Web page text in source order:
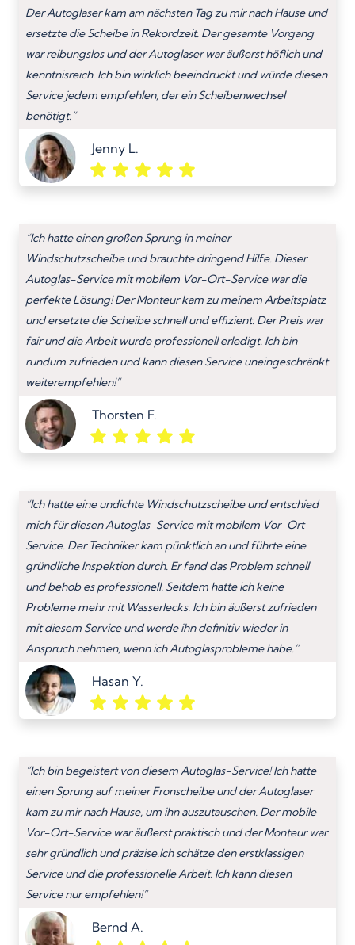
Der Autoglaser kam am nächsten Tag zu mir nach Hause und
ersetzte die Scheibe in Rekordzeit. Der gesamte Vorgang
war reibungslos und der Autoglaser war äußerst höflich und
kenntnisreich. Ich bin wirklich beeindruckt und würde diesen
Service jedem empfehlen, der ein Scheibenwechsel
benötigt.”
Jenny L.
“Ich hatte einen großen Sprung in meiner
Windschutzscheibe und brauchte dringend Hilfe. Dieser
Autoglas-Service mit mobilem Vor-Ort-Service war die
perfekte Lösung! Der Monteur kam zu meinem Arbeitsplatz
und ersetzte die Scheibe schnell und effizient. Der Preis war
fair und die Arbeit wurde professionell erledigt. Ich bin
rundum zufrieden und kann diesen Service uneingeschränkt
weiterempfehlen!”
Thorsten F.
“Ich hatte eine undichte Windschutzscheibe und entschied
mich für diesen Autoglas-Service mit mobilem Vor-Ort-
Service. Der Techniker kam pünktlich an und führte eine
gründliche Inspektion durch. Er fand das Problem schnell
und behob es professionell. Seitdem hatte ich keine
Probleme mehr mit Wasserlecks. Ich bin äußerst zufrieden
mit diesem Service und werde ihn definitiv wieder in
Anspruch nehmen, wenn ich Autoglasprobleme habe.”
Hasan Y.
“Ich bin begeistert von diesem Autoglas-Service! Ich hatte
einen Sprung auf meiner Fronscheibe und der Autoglaser
kam zu mir nach Hause, um ihn auszutauschen. Der mobile
Vor-Ort-Service war äußerst praktisch und der Monteur war
sehr gründlich und präzise.Ich schätze den erstklassigen
Service und die professionelle Arbeit. Ich kann diesen
Service nur empfehlen!”
Bernd A.